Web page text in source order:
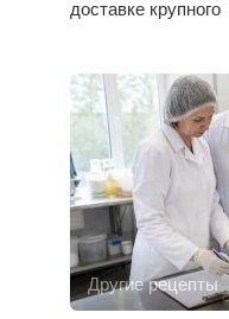
доставке крупного
Другие рецепты